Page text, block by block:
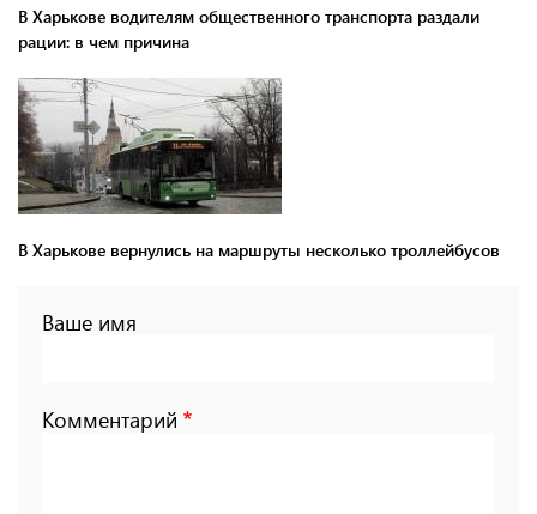
В Харькове водителям общественного транспорта раздали
рации: в чем причина
В Харькове вернулись на маршруты несколько троллейбусов
Ваше имя
Комментарий